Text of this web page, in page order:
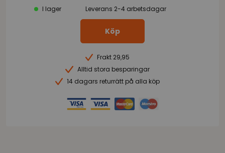
I lager
Leverans 2-4 arbetsdagar
Köp
Frakt 29,95
Alltid stora besparingar
14 dagars returrätt på alla köp